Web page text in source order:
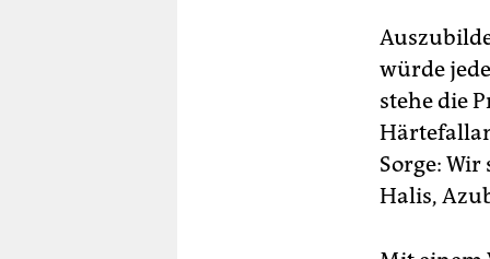
würde
stehe die
Sorge:
Halis,